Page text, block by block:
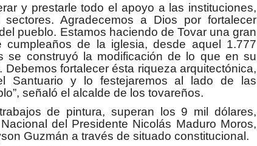
y prestarle todo el apoyo a las instituciones,
Agradecemos a Dios por fortalecer
pueblo. Estamos haciendo de Tovar una gran
de la iglesia, desde aquel 1.777
se construyó la modificación de lo que en su
fortalecer ésta riqueza arquitectónica,
Santuario y lo festejaremos al lado de las
señaló el alcalde de los tovareños.
de pintura, superan los 9 mil dólares,
del Presidente Nicolás Maduro Moros,
Guzmán a través de situado constitucional.